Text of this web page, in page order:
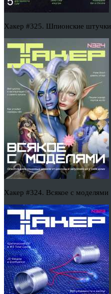
Хакер #325. Шпионские штучки
Хакер #324. Всякое с моделями